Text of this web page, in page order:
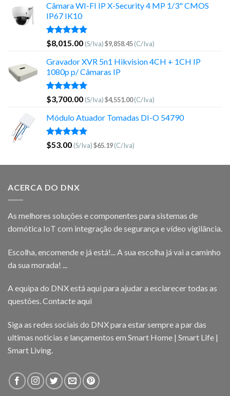
Câmara WI-FI IP X-Security 4 MP 1/3" CMOS
IP67 IK10
Avaliação
5.00
$8,015.00 (S/Iva)$9,858.45(C/Iva)
Gravador XVR 5n1 Hikvision 4CH + 1CH IP
1080p p/ Câmaras IP
Avaliação
5.00
$3,700.00 (S/Iva)$4,551.00(C/Iva)
Módulo Atuador Tomadas DI-O 54790
Avaliação
5.00
de 5
$53.00 (S/Iva)$65.19(C/Iva)
ACERCA DO DNX
As melhores soluções e componentes para sistemas de
domótica IoT com integração de segurança e vídeo vigilância.
Escolha, encomende e já está!... A sua escolha já vai a caminho
da sua morada! ...
A equipa do DNX está aqui para ajudar a esclarecer todas as
questões.Contacte aqui
Siga as redes sociais do DNX para estar sempre a par das
ultimas noticias e lançamentos em Smart Home | Smart Life |
Smart Living.